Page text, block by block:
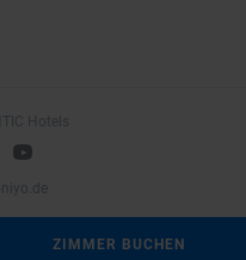
Hotels
m
(öffnet
Fenster)
ZIMMER BUCHEN